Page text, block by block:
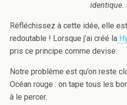
identique.
Réfléchissez à cette idée, elle
redoutable ! Lorsque j’ai créé la
pris ce principe comme devise.
Notre problème est qu’on reste
Océan rouge : on tape tous les
à le percer.